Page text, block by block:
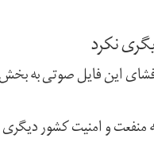
نکرد
این فایل صوتی به
و امنیت کشور دیگری